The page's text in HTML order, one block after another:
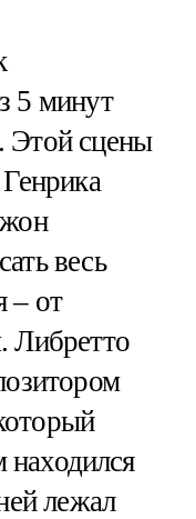
5 минут
Этой сцены
весь
– от
Либретто
находился
лежал